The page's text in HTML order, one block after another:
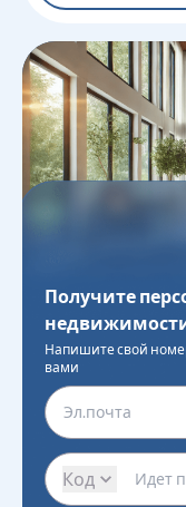
Получите
Напишите свой
вами
Код